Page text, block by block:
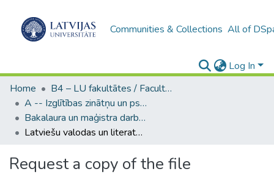
Communities & Collections All of
Log In
Home
B4 – LU fakultātes / Faculties of the UL
A -- Izglītības zinātņu un psiholoģijas fakultāte / Faculty of Education Sciences and Psychology
Bakalaura un maģistra darbi (PPMF) / Bachelor's and Master's theses
Latviešu valodas un literatūras integrētas mācību iespējas pedagoģiskās korekcijas 8.klasē
Request a copy of the file